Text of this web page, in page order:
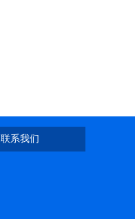
联系我们